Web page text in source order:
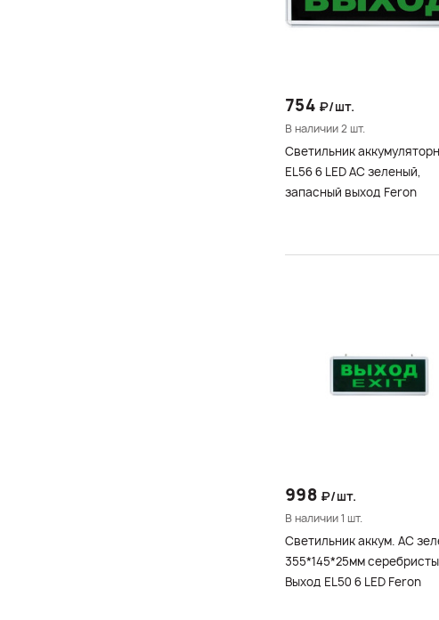
754 ₽/шт.
В наличии 2 шт.
Светильник
EL56 6 LED AC зеленый,
запасный выход Feron
998 ₽/шт.
В наличии 1 шт.
Светильник аккум. AC
355*145*25мм
Выход EL50 6 LED Feron